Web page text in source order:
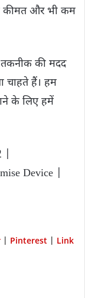
कीमत और भी कम
तकनीक की मदद
चाहते हैं। हम
के लिए हमें
Device |
Pinterest
Link